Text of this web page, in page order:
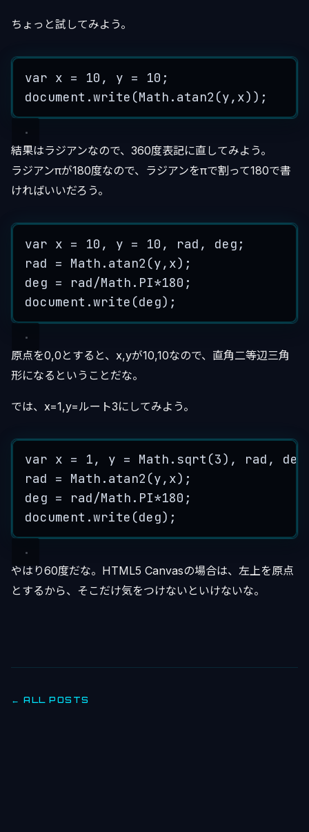
ちょっと試してみよう。
var x = 10 , y = 10 ;
document .write (Math . atan2 (y, x));
結果はラジアンなので、360度表記に直してみよう。
ラジアンπが180度なので、ラジアンをπで割って180で書
ければいいだろう。
var x = 10 , y = 10 , rad , deg ;
rad
= Math . atan2 (y, x);
deg = rad/Math . PI*180 ;
document .write (deg);
原点を0,0とすると、x,yが10,10なので、直角二等辺三角
形になるということだな。
では、x=1,y=ルート3にしてみよう。
var x = 1, y = Math . sqrt (3) , rad , deg
rad
= Math . atan2 (y, x);
deg = rad/Math . PI*180 ;
document .write (deg);
やはり60度だな。HTML5 Canvasの場合は、左上を原点
とするから、そこだけ気をつけないといけないな。
← ALL POSTS